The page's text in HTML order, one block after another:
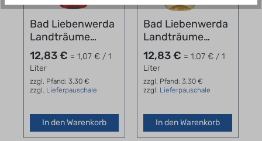
Bad Liebenwerda
Landträume
Kirsch -
Wacholder
Lindenblüte 12 x
1,0 l
12,83 € = 1,07 € / 1
Liter
zzgl. Pfand: 3,30 €
zzgl. Lieferpauschale
In den Warenkorb
Bad Liebenwerda
Landträume
Traube-Zitrone-
Pfirsich 12x1l PET
12,83 € = 1,07 € / 1
Liter
zzgl. Pfand: 3,30 €
zzgl. Lieferpauschale
In den Warenkorb